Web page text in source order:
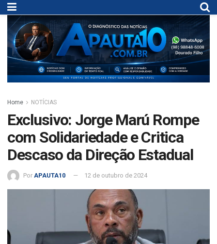
Home NOTÍCIAS
Exclusivo: Jorge Marú Rompe
com Solidariedade e Critica
Descaso da Direção Estadual
Por APAUTA10 12 de outubro de 2024